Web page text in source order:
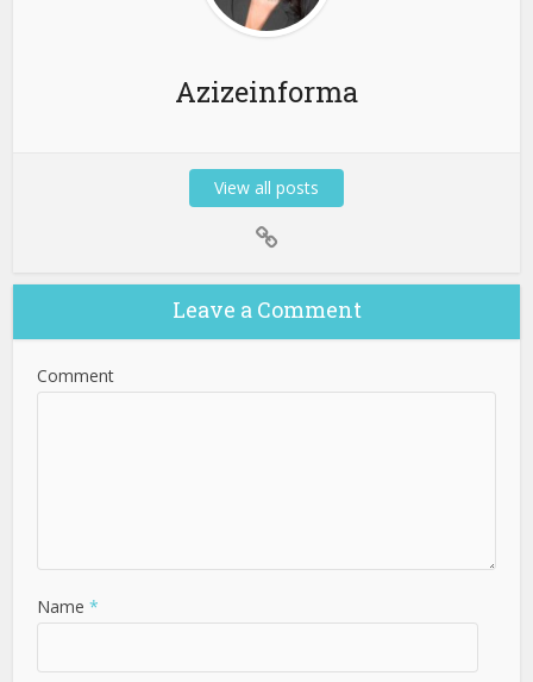
Azizeinforma
View all posts
Leave a Comment
Comment
Name *